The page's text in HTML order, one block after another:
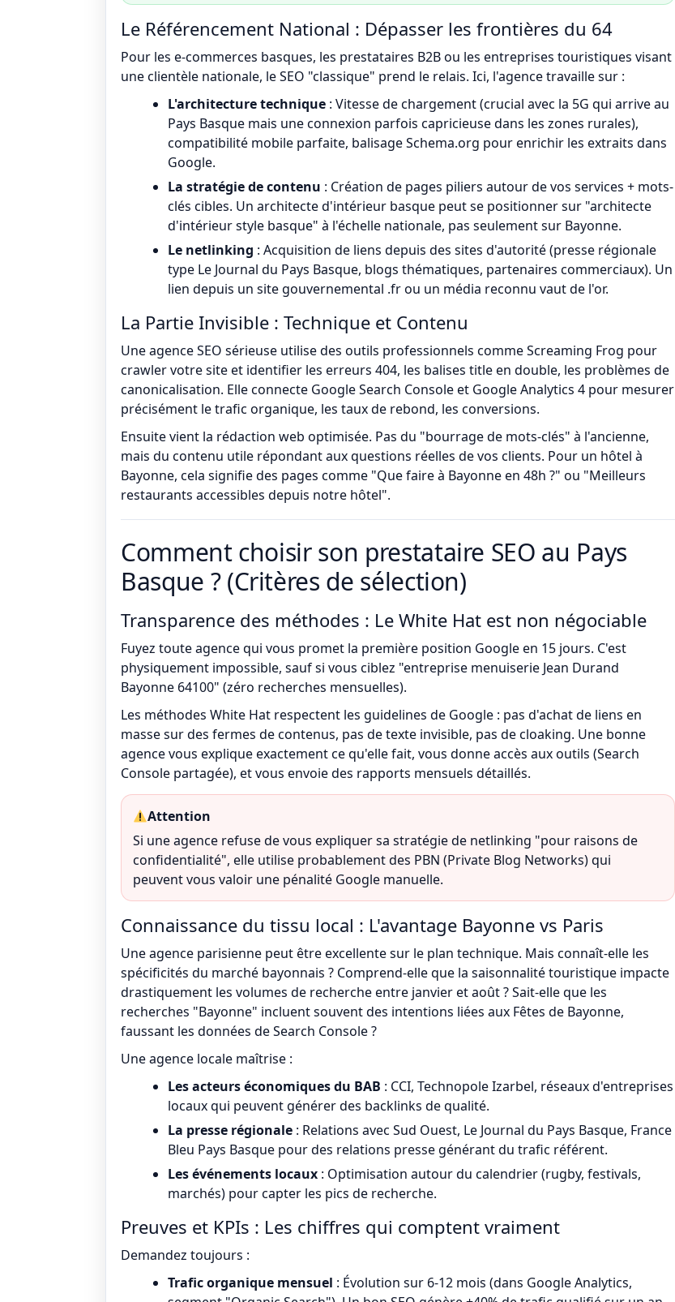
Le Référencement National : Dépasser les frontières du 64
Pour les e-commerces basques, les prestataires B2B ou les entreprises touristiques visant
une clientèle nationale, le SEO "classique" prend le relais. Ici, l'agence travaille sur :
L'architecture technique : Vitesse de chargement (crucial avec la 5G qui arrive au
Pays Basque mais une connexion parfois capricieuse dans les zones rurales),
compatibilité mobile parfaite, balisage Schema.org pour enrichir les extraits dans
Google.
La stratégie de contenu : Création de pages piliers autour de vos services + mots-
clés cibles. Un architecte d'intérieur basque peut se positionner sur "architecte
d'intérieur style basque" à l'échelle nationale, pas seulement sur Bayonne.
Le netlinking : Acquisition de liens depuis des sites d'autorité (presse régionale
type Le Journal du Pays Basque, blogs thématiques, partenaires commerciaux). Un
lien depuis un site gouvernemental .fr ou un média reconnu vaut de l'or.
La Partie Invisible : Technique et Contenu
Une agence SEO sérieuse utilise des outils professionnels comme Screaming Frog pour
crawler votre site et identifier les erreurs 404, les balises title en double, les problèmes de
canonicalisation. Elle connecte Google Search Console et Google Analytics 4 pour mesurer
précisément le trafic organique, les taux de rebond, les conversions.
Ensuite vient la rédaction web optimisée. Pas du "bourrage de mots-clés" à l'ancienne,
mais du contenu utile répondant aux questions réelles de vos clients. Pour un hôtel à
Bayonne, cela signifie des pages comme "Que faire à Bayonne en 48h ?" ou "Meilleurs
restaurants accessibles depuis notre hôtel".
Comment choisir son prestataire SEO au Pays
Basque ? (Critères de sélection)
Transparence des méthodes : Le White Hat est non négociable
Fuyez toute agence qui vous promet la première position Google en 15 jours. C'est
physiquement impossible, sauf si vous ciblez "entreprise menuiserie Jean Durand
Bayonne 64100" (zéro recherches mensuelles).
Les méthodes White Hat respectent les guidelines de Google : pas d'achat de liens en
masse sur des fermes de contenus, pas de texte invisible, pas de cloaking. Une bonne
agence vous explique exactement ce qu'elle fait, vous donne accès aux outils (Search
Console partagée), et vous envoie des rapports mensuels détaillés.
Attention
Si une agence refuse de vous expliquer sa stratégie de netlinking "pour raisons de
confidentialité", elle utilise probablement des PBN (Private Blog Networks) qui
peuvent vous valoir une pénalité Google manuelle.
Connaissance du tissu local : L'avantage Bayonne vs Paris
Une agence parisienne peut être excellente sur le plan technique. Mais connaît-elle les
spécificités du marché bayonnais ? Comprend-elle que la saisonnalité touristique impacte
drastiquement les volumes de recherche entre janvier et août ? Sait-elle que les
recherches "Bayonne" incluent souvent des intentions liées aux Fêtes de Bayonne,
faussant les données de Search Console ?
Une agence locale maîtrise :
Les acteurs économiques du BAB : CCI, Technopole Izarbel, réseaux d'entreprises
locaux qui peuvent générer des backlinks de qualité.
La presse régionale : Relations avec Sud Ouest, Le Journal du Pays Basque, France
Bleu Pays Basque pour des relations presse générant du trafic référent.
Les événements locaux : Optimisation autour du calendrier (rugby, festivals,
marchés) pour capter les pics de recherche.
Preuves et KPIs : Les chiffres qui comptent vraiment
Demandez toujours :
Trafic organique mensuel : Évolution sur 6-12 mois (dans Google Analytics,